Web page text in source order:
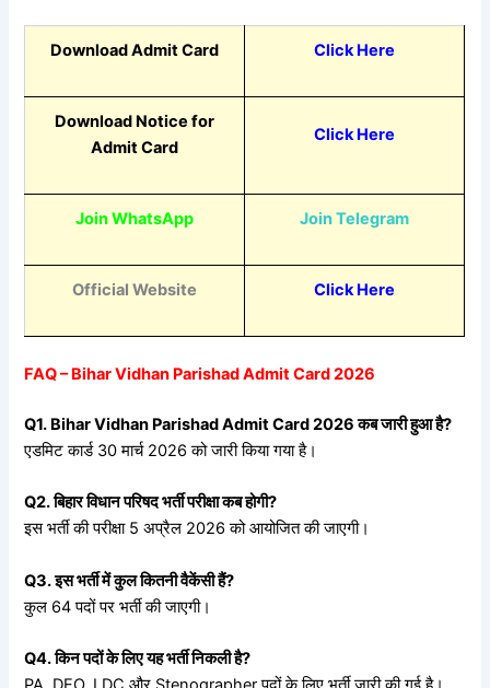
Download Admit Card Click Here
Download Notice for
Admit Card
Click Here
Join WhatsApp Join Telegram
Official Website Click Here
FAQ – Bihar Vidhan Parishad Admit Card 2026
Q1. Bihar Vidhan Parishad Admit Card 2026कबजारीहुआहै?
एडमिट कार्ड 30 मार्च 2026 को जारी किया गया है।
Q2.बिहारविधानपरिषदभर्तीपरीक्षाकबहोगी?
इस भर्ती की परीक्षा 5 अप्रैल 2026 को आयोजित की जाएगी।
Q3.इसभर्तीमेंकुलकितनीवैकेंसीहैं?
कुल 64 पदों पर भर्ती की जाएगी।
Q4.किनपदोंकेलिएयहभर्तीनिकलीहै?